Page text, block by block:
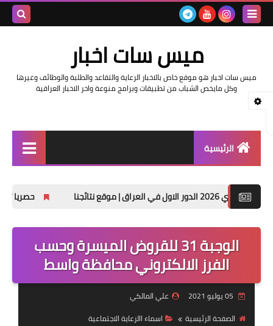
ميس سات اخبار
ميس سات اخبار هو موقع خاص بالاخبار الرعاية والتقاعد والطلبة والوظائف وغيرها
وكل مايخص الشباب من تطبيقات وبرامج منوعة واخر الاخبار العراقية
الرئيسية
اخبار وزارة التربية والتعليم
اخبار وزارة العمل وهيئة
قسم التطبيقات
حصريا تنزيل نتائج السادس
الوجبة 31 للقروض الميسرة وحسب
الفرز الالكتروني محافظة واسط
علي المالكي
الصفحة الرئيسية
اسماء االرعاية الاجتماعية